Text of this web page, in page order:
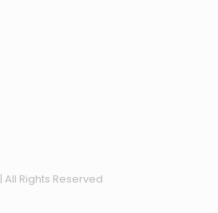
| All Rights Reserved